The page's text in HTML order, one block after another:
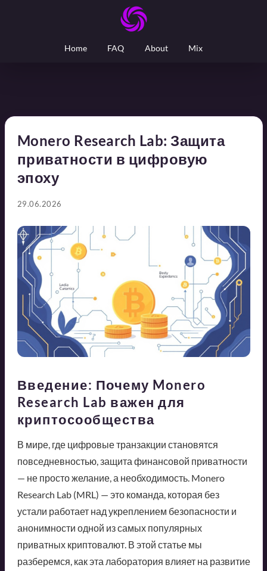
Home FAQ About Mix
Monero Research Lab: Защита
приватности в цифровую
эпоху
29.06.2026
Введение: Почему Monero
Research Lab важен для
криптосообщества
В мире, где цифровые транзакции становятся
повседневностью, защита финансовой приватности
— не просто желание, а необходимость. Monero
Research Lab (MRL) — это команда, которая без
устали работает над укреплением безопасности и
анонимности одной из самых популярных
приватных криптовалют. В этой статье мы
разберемся, как эта лаборатория влияет на развитие